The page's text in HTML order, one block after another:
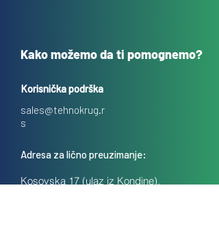
Kako možemo da ti pomognemo?
Korisnička podrška
sales@tehnokrug.r
s
Adresa za lično preuzimanje:
Kosovska 17 (ulaz iz Kondine),